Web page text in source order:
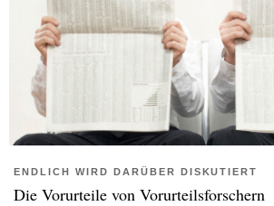
ENDLICH WIRD DARÜBER DISKUTIERT
Die Vorurteile von Vorurteilsforschern